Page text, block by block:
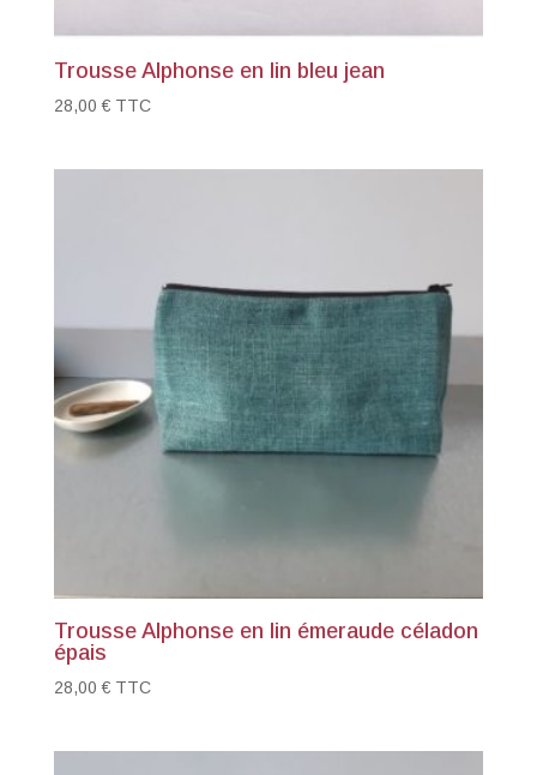
Trousse Alphonse en lin bleu jean
28,00€ TTC
Trousse Alphonse en lin émeraude céladon
épais
28,00€ TTC